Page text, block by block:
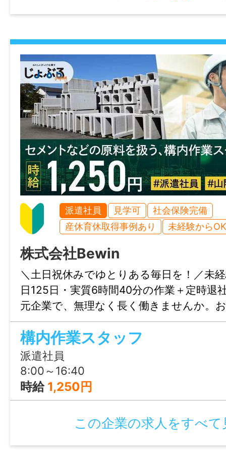
【必須】普通自動車運転免許(AT限定可)
就業時間
8:10～17:10
休憩時間
合計60分
①10:00～10:10
②12:00～12:40
③15:00～15:10
就業日
月～金
休日・休暇
土日祝
諸手当
通勤手当あり
時間外手当あり
加入保険等
派遣社員 見学可
社会保険完備
産休育休取得事例あり
未経験からOK
株式会社Bewin
＼土日祝休みでゆとりある毎日を！／未
日125日・実質6時間40分の作業＋定時退
元企業で、無理なく長く働きませんか。
歓迎、まずはじょぶる山口までお気軽に
い。
構内作業スタッフ
派遣社員
8:00～16:40
時給 1,250円
この企業の求人をすべて